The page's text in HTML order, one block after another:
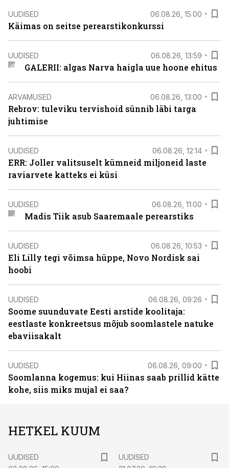
UUDISED 06.08.26, 15:00
Käimas on seitse perearstikonkurssi
UUDISED 06.08.26, 13:59
GALERII: algas Narva haigla uue hoone ehitus
ARVAMUSED 06.08.26, 13:00
Rebrov: tuleviku tervishoid sünnib läbi targa
juhtimise
UUDISED 06.08.26, 12:14
ERR: Joller valitsuselt kümneid miljoneid laste
raviarvete katteks ei küsi
UUDISED 06.08.26, 11:00
Madis Tiik asub Saaremaale perearstiks
UUDISED 06.08.26, 10:53
Eli Lilly tegi võimsa hüppe, Novo Nordisk sai
hoobi
UUDISED 06.08.26, 09:26
Soome suunduvate Eesti arstide koolitaja:
eestlaste konkreetsus mõjub soomlastele natuke
ebaviisakalt
UUDISED 06.08.26, 09:00
Soomlanna kogemus: kui Hiinas saab prillid kätte
kohe, siis miks mujal ei saa?
HETKEL KUUM
UUDISED
UUDISED